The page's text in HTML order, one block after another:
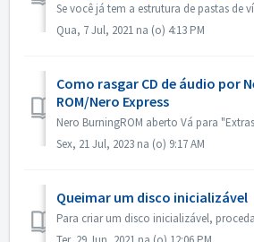
Qua, 7 Jul, 2021 na (o) 4:13 PM
Como rasgar CD de áudio por
ROM/Nero Express
Sex, 21 Jul, 2023 na (o) 9:17 AM
Queimar um disco inicializável